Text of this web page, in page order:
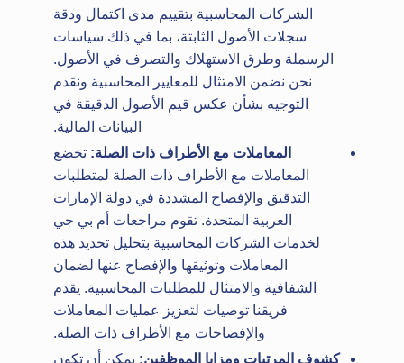
الشركات المحاسبية بتقييم مدى اكتمال ودقة
سجلات الأصول الثابتة، بما في ذلك سياسات
الرسملة وطرق الاستهلاك والتصرف في الأصول.
نحن نضمن الامتثال للمعايير المحاسبية ونقدم
التوجيه بشأن عكس قيم الأصول الدقيقة في
البيانات المالية.
المعاملات مع الأطراف ذات الصلة: تخضع
المعاملات مع الأطراف ذات الصلة لمتطلبات
التدقيق والإفصاح المشددة في دولة الإمارات
العربية المتحدة. تقوم مراجعات أم بي جي
لخدمات الشركات المحاسبية بتحليل تحديد هذه
المعاملات وتوثيقها والإفصاح عنها لضمان
الشفافية والامتثال للمطلبات المحاسبية. يقدم
فريقنا توصيات لتعزيز عمليات المعاملات
والإفصاحات مع الأطراف ذات الصلة.
كشوف المرتبات ومزايا الموظفين: يمكن أن تكون